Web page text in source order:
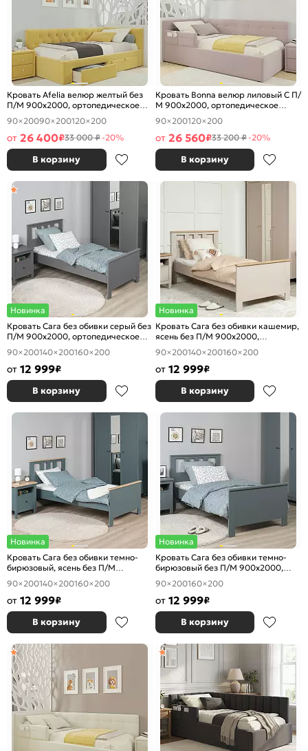
Кровать Afelia велюр желтый без
П/М 900x2000, ортопедическое
основание, изголовье мягкое
90×20090×200120×200
от 26 400₽33 000 ₽-20%
В корзину
Кровать Bonna велюр лиловый С П/
М 900x2000, ортопедическое
основание, изголовье мягкое
90×200120×200
от 26 560₽33 200 ₽-20%
В корзину
Новинка
Кровать Сага без обивки серый без
П/М 900x2000, ортопедическое
основание, изголовье жесткое
90×200140×200160×200
от 12 999₽
В корзину
Новинка
Кровать Сага без обивки кашемир,
ясень без П/М 900x2000,
ортопедическое основание,
изголовье жесткое
90×200140×200160×200
от 12 999₽
В корзину
Новинка
Кровать Сага без обивки темно-
бирюзовый, ясень без П/М
900x2000, ортопедическое
основание, изголовье жесткое
90×200140×200160×200
от 12 999₽
В корзину
Новинка
Кровать Сага без обивки темно-
бирюзовый без П/М 900x2000,
ортопедическое основание,
изголовье жесткое
90×200160×200
от 12 999₽
В корзину